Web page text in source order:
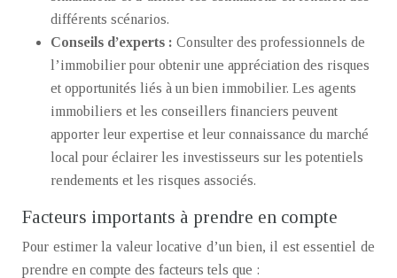
différents scénarios.
Conseils d’experts : Consulter des professionnels de
l’immobilier pour obtenir une appréciation des risques
et opportunités liés à un bien immobilier. Les agents
immobiliers et les conseillers financiers peuvent
apporter leur expertise et leur connaissance du marché
local pour éclairer les investisseurs sur les potentiels
rendements et les risques associés.
Facteurs importants à prendre en compte
Pour estimer la valeur locative d’un bien, il est essentiel de
prendre en compte des facteurs tels que :